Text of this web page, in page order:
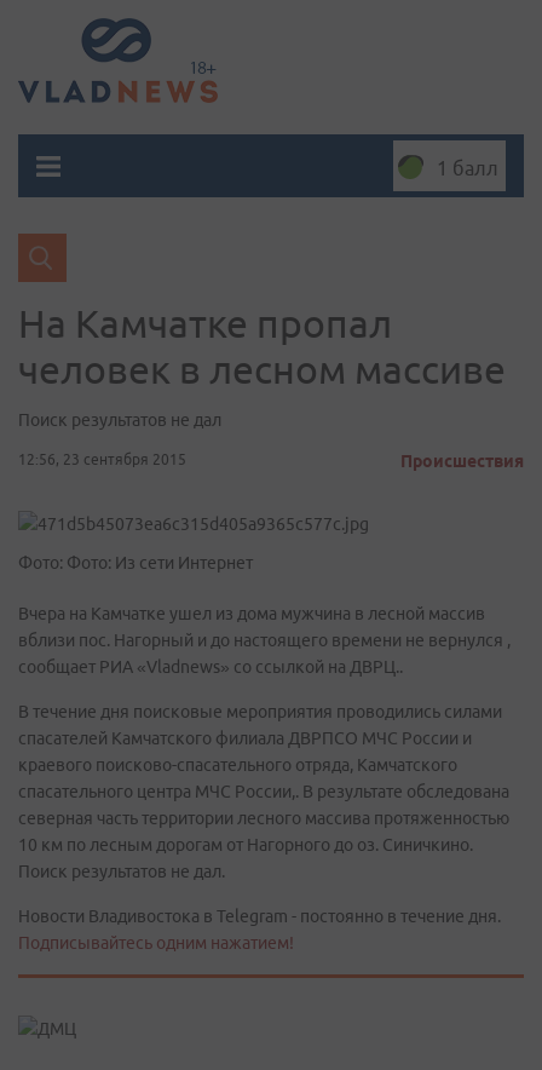
1 балл
На Камчатке пропал
человек в лесном массиве
Поиск результатов не дал
12:56, 23 сентября 2015 Происшествия
Фото: Фото: Из сети Интернет
Вчера на Камчатке ушел из дома мужчина в лесной массив
вблизи пос. Нагорный и до настоящего времени не вернулся ,
сообщает РИА «Vladnews» со ccылкой на ДВРЦ..
В течение дня поисковые мероприятия проводились силами
спасателей Камчатского филиала ДВРПСО МЧС России и
краевого поисково-спасательного отряда, Камчатского
спасательного центра МЧС России,. В результате обследована
северная часть территории лесного массива протяженностью
10 км по лесным дорогам от Нагорного до оз. Синичкино.
Поиск результатов не дал.
Новости Владивостока в Telegram - постоянно в течение дня.
Подписывайтесь одним нажатием!